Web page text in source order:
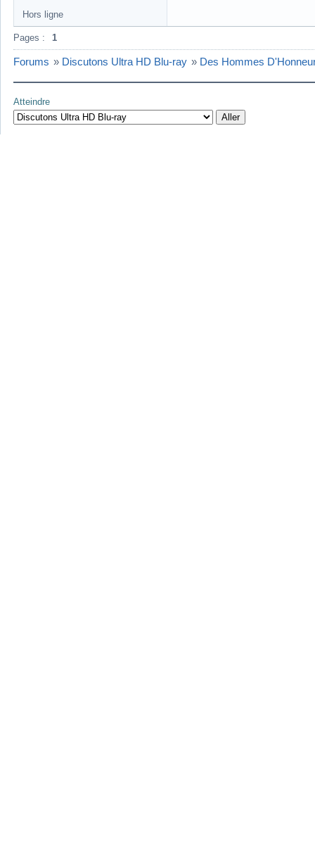
Hors ligne
Pages : 1
Forums » Discutons Ultra HD Blu-ray » Des Hommes
Atteindre